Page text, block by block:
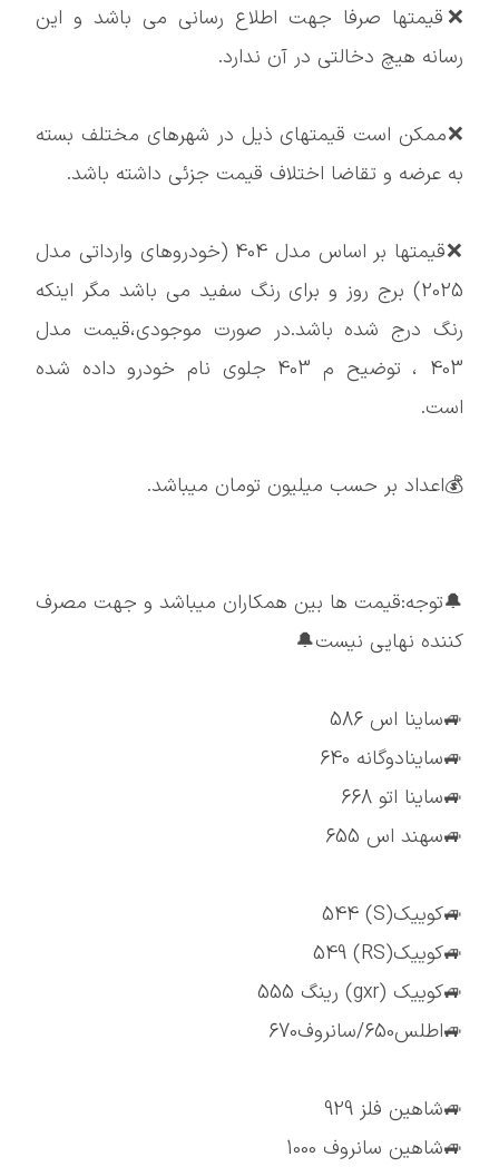
❌قیمتها صرفا جهت اطلاع رسانی می باشد و این
رسانه هیچ دخالتی در آن ندارد.
❌ممکن است قيمتهای ذیل در شهرهای مختلف بسته
به عرضه و تقاضا اختلاف قیمت جزئی داشته باشد.
❌قیمتها بر اساس مدل 404 (خودروهای وارداتی مدل
2025) برج روز و برای رنگ سفید می باشد مگر اینکه
رنگ درج شده باشد.در صورت موجودی،قیمت مدل
403 ، توضیح م 403 جلوی نام خودرو داده شده
است.
💰اعداد بر حسب میلیون تومان میباشد.
🔔توجه:قیمت ها بین همکاران میباشد و جهت مصرف
کننده نهایی نیست🔔
🚙ساینا اس 586
🚙ساینادوگانه 640
🚙ساینا اتو 668
🚙سهند اس 655
🚙کوییک(S) 544
🚙کوییک(RS) 549
🚙کوییک (gxr) رینگ 555
🚙اطلس650/سانروف670
🚙شاهین فلز 929
🚙شاهین سانروف 1000